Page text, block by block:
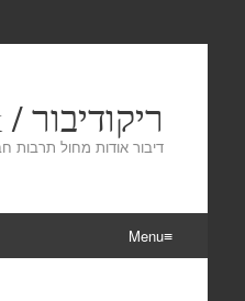
ריקודיבור / DanceTalk
דיבור אודות מחול תרבות
Menu